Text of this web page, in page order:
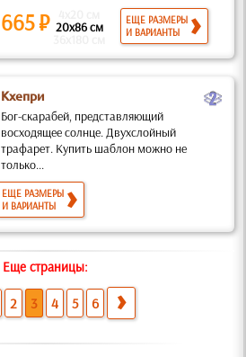
665 ₽ 20x86 см
ЕЩЕ РАЗМЕРЫ
И ВАРИАНТЫ
Кхепри b
Бог-скарабей, представляющий
восходящее солнце. Двухслойный
трафарет. Купить шаблон можно не
только...
ЕЩЕ РАЗМЕРЫ
И ВАРИАНТЫ
Еще страницы:
2 3 4 5 6